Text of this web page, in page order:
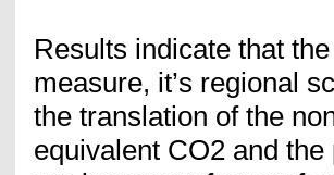
Results indicate that
measure, it’s regional
the translation of the
equivalent CO2 and